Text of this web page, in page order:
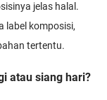
jelas halal.
label komposisi,
tertentu.
atau siang hari?